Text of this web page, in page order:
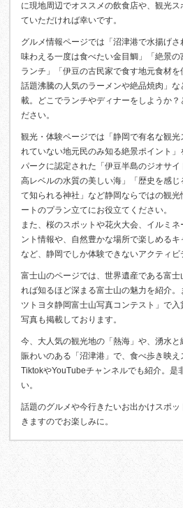
に現地周辺でオススメの飲食店や、観光
ていただければ幸いです。
グルメ情報ページでは「沼津港で水揚げ
味わえる一度は食べたい金目鯛」「絶景
ランチ」「伊豆の古民家で食す地元食材
話題沸騰の人気のラーメンや絶品焼肉」
載。どこでランチやディナーをしようか？
ださい。
観光・体験ページでは「静岡で有名な観
れていない地元民のみ知る絶景ポイント
パークに認定された「伊豆半島のジオサ
高レベルの水質の美しい海」「歴史を感
て知られる神社」など静岡ならではの観
ートのプラン立てにお役立てください。
また、桜のスポットや花火大会、イルミ
ント情報や、自然豊かな場所で楽しめる
など、静岡でしか体験できないアクティビ
富士山のページでは、世界遺産である富
れば知るほど深まる富士山の魅力を紹介
ツトヨタ静岡富士山写真コンテスト」で
写真も掲載しております。
今、大人気の観光地の「熱海」や、湧水
賑わいのある「沼津港」で、食べ歩き映
TiktokやYouTubeチャンネルでも紹介。是
い。
話題のグルメや今行きたいお出かけスポ
きますのでお楽しみに。